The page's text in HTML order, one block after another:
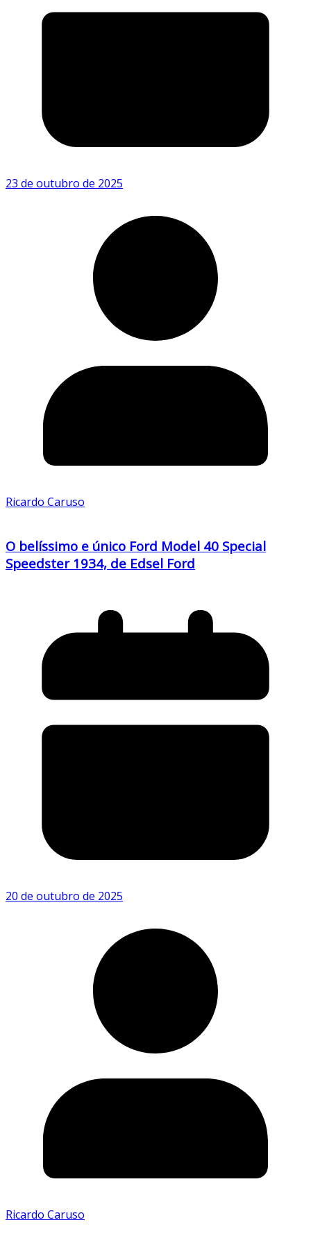
23 de outubro de 2025
Ricardo Caruso
O belíssimo e único Ford Model 40 Special
Speedster 1934, de Edsel Ford
20 de outubro de 2025
Ricardo Caruso